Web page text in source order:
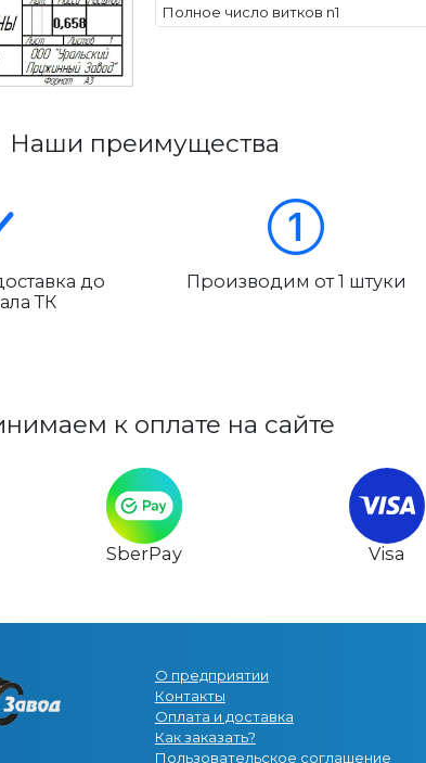
Полное число витков n1
Наши преимущества
до
ТК
Производим от 1 штуки
к оплате на сайте
SberPay Visa
О предприятии
Контакты
Оплата и доставка
Как заказать?
Пользовательское соглашение